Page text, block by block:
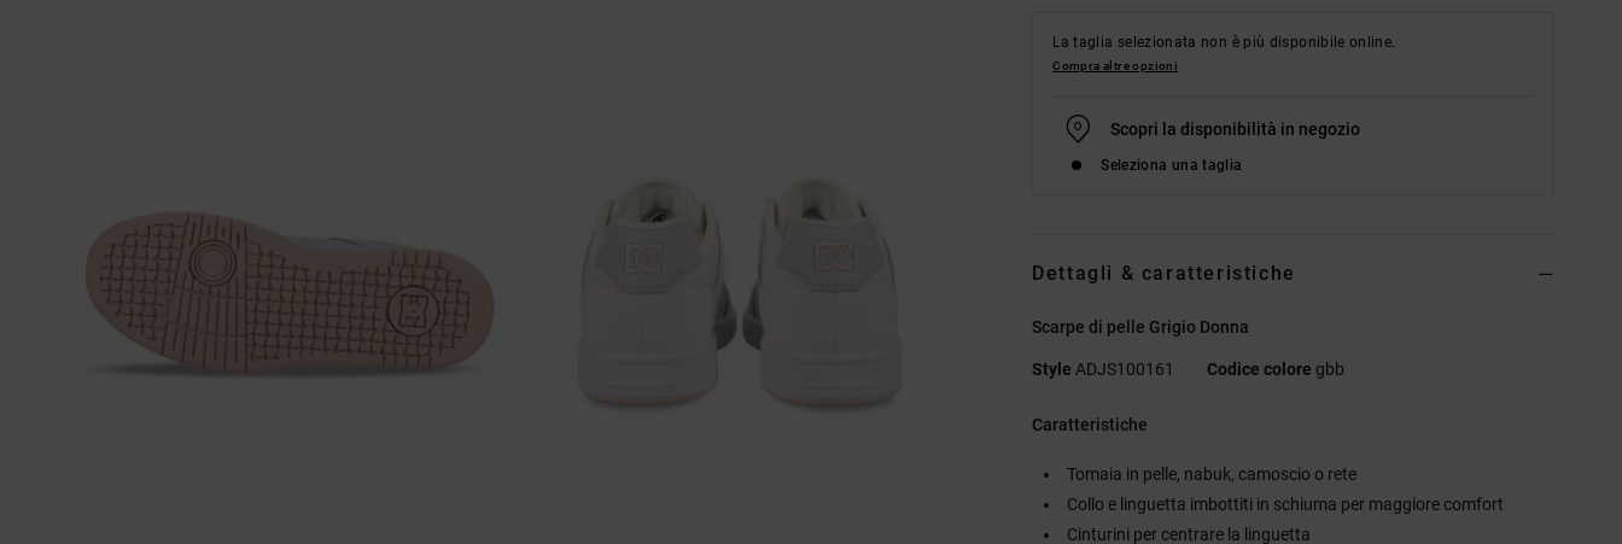
La taglia selezionata non è più disponibile online.
Compra altre opzioni
Scopri la disponibilità in negozio
Seleziona una taglia
Dettagli & caratteristiche
Scarpe di pelle Grigio Donna
Style ADJS100161 Codice colore gbb
Caratteristiche
Tomaia in pelle, nabuk, camoscio o rete
Collo e linguetta imbottiti in schiuma per maggiore comfort
Cinturini per centrare la linguetta